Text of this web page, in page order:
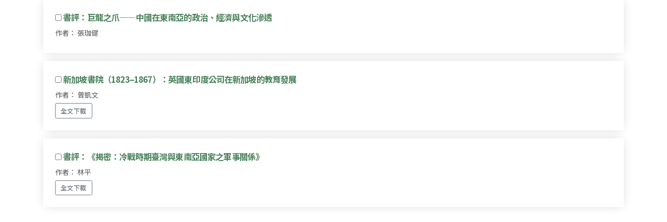
書評：巨龍之爪——中國在東南亞的政治、經濟與文化滲透
作者： 張珈健
新加坡書院（1823–1867）：英國東印度公司在新加坡的教育發展
作者： 曾凱文
全文下載
書評：《揭密：冷戰時期臺灣與東南亞國家之軍事關係》
作者： 林平
全文下載